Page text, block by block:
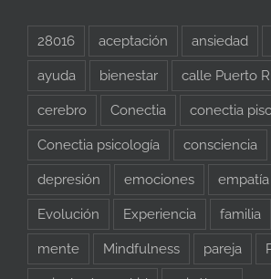
28016 aceptación ansiedad
ayuda bienestar calle Puerto
cerebro Conectia conectia
Conectia psicología consciencia
depresión emociones empatía
Evolución Experiencia familia
mente Mindfulness pareja